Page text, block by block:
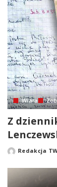
Wiara
Z
PostedRedakcja